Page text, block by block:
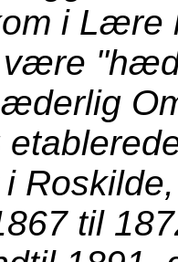
i Lære
til